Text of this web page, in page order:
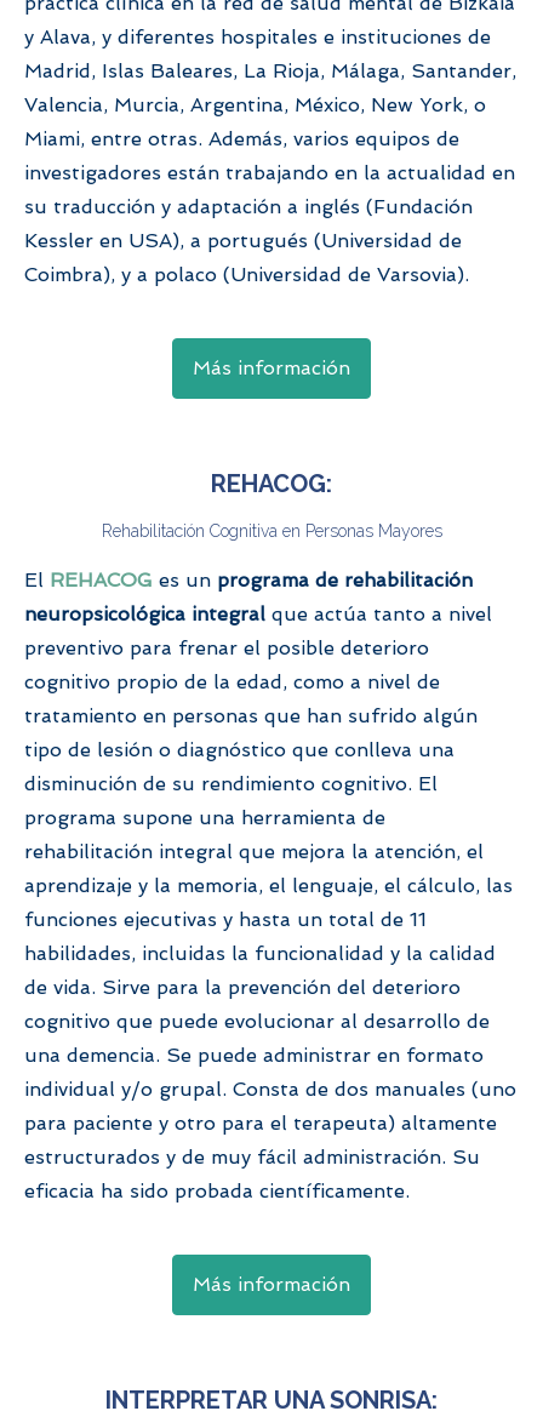
y Alava, y diferentes hospitales e instituciones de
Madrid, Islas Baleares, La Rioja, Málaga, Santander,
Valencia, Murcia, Argentina, México, New York, o
Miami, entre otras. Además, varios equipos de
investigadores están trabajando en la actualidad en
su traducción y adaptación a inglés (Fundación
Kessler en USA), a portugués (Universidad de
Coimbra), y a polaco (Universidad de Varsovia).
Más información
REHACOG:
Rehabilitación Cognitiva en Personas Mayores
El REHACOG es un programa de rehabilitación
neuropsicológica integral que actúa tanto a nivel
preventivo para frenar el posible deterioro
cognitivo propio de la edad, como a nivel de
tratamiento en personas que han sufrido algún
tipo de lesión o diagnóstico que conlleva una
disminución de su rendimiento cognitivo. El
programa supone una herramienta de
rehabilitación integral que mejora la atención, el
aprendizaje y la memoria, el lenguaje, el cálculo, las
funciones ejecutivas y hasta un total de 11
habilidades, incluidas la funcionalidad y la calidad
de vida. Sirve para la prevención del deterioro
cognitivo que puede evolucionar al desarrollo de
una demencia. Se puede administrar en formato
individual y/o grupal. Consta de dos manuales (uno
para paciente y otro para el terapeuta) altamente
estructurados y de muy fácil administración. Su
eficacia ha sido probada científicamente.
Más información
INTERPRETAR UNA SONRISA: